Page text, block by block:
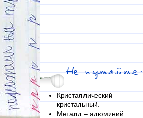
Не путайте:
Кристаллический –
кристальный.
Металл– алюминий.